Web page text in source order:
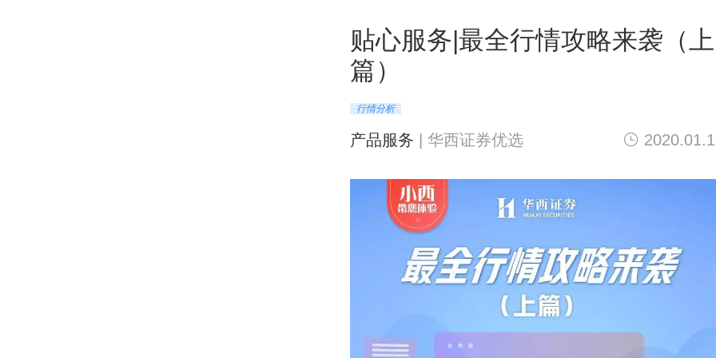
贴心服务|最全行情攻略来袭（上
篇）
行情分析
产品服务 | 华西证券优选